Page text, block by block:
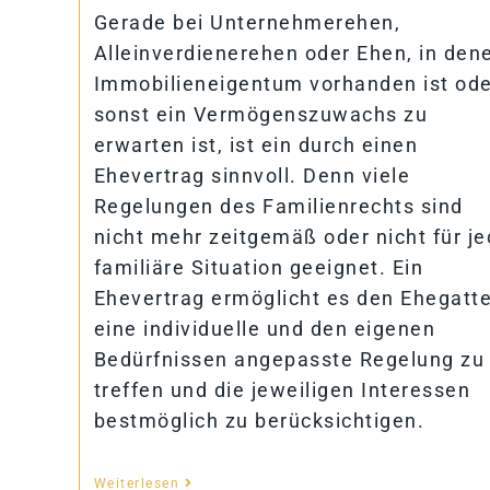
Gerade bei Unternehmerehen,
Alleinverdienerehen oder Ehen, in
Immobilieneigentum vorhanden ist
sonst ein Vermögenszuwachs zu
erwarten ist, ist ein durch einen
Ehevertrag sinnvoll. Denn viele
Regelungen des Familienrechts sind
nicht mehr zeitgemäß oder nicht für
familiäre Situation geeignet. Ein
Ehevertrag ermöglicht es den
eine individuelle und den eigenen
Bedürfnissen angepasste Regelung zu
treffen und die jeweiligen Interessen
bestmöglich zu berücksichtigen.
Weiterlesen